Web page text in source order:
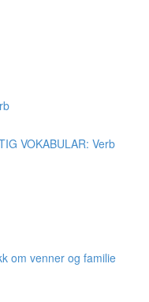
VOKABULAR: Verb
om venner og familie